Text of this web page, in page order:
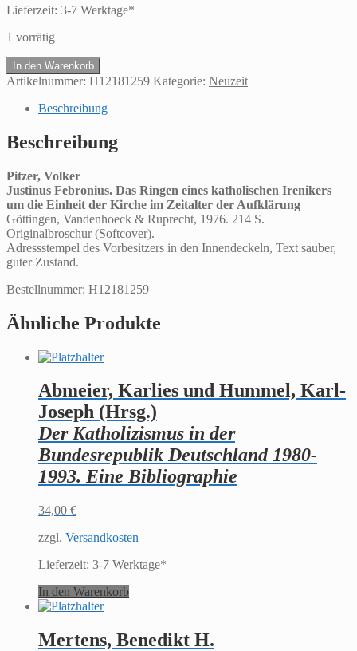
Lieferzeit: 3-7 Werktage*
1 vorrätig
Pitzer,
VolkerJustinus
eines
katholischen
um
die
Einheit
der
Kirche
im
Zeitalter
Aufklärung
In den Warenkorb
Artikelnummer: H12181259 Kategorie: Neuzeit
Beschreibung
Beschreibung
Pitzer, Volker
Justinus Febronius. Das Ringen eines katholischen Irenikers
um die Einheit der Kirche im Zeitalter der Aufklärung
Göttingen, Vandenhoeck & Ruprecht, 1976. 214 S.
Originalbroschur (Softcover).
Adressstempel des Vorbesitzers in den Innendeckeln, Text sauber,
guter Zustand.
Bestellnummer: H12181259
Ähnliche Produkte
Abmeier, Karlies und Hummel, Karl-
Joseph (Hrsg.)
Der Katholizismus in der
Bundesrepublik Deutschland 1980-
1993. Eine Bibliographie
34,00 €
zzgl. Versandkosten
Lieferzeit: 3-7 Werktage*
In den Warenkorb
Mertens, Benedikt H.